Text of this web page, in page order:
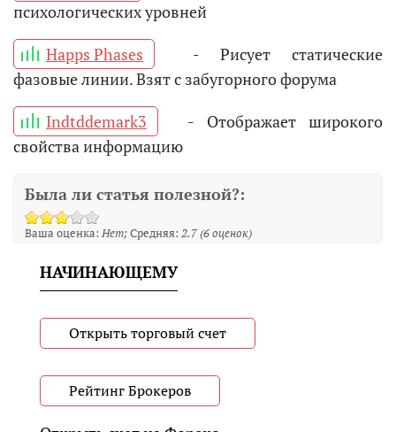
психологических уровней
Happs Phases
- Рисует статические
фазовые линии. Взят с забугорного форума
Indtddemark3
- Отображает широкого
свойства информацию
Была ли статья полезной?:
Ваша оценка:Нет Средняя:2.7(6оценок)
НАЧИНАЮЩЕМУ
Открыть торговый счет
Рейтинг Брокеров